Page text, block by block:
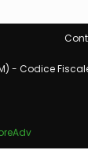
Codice Fiscale